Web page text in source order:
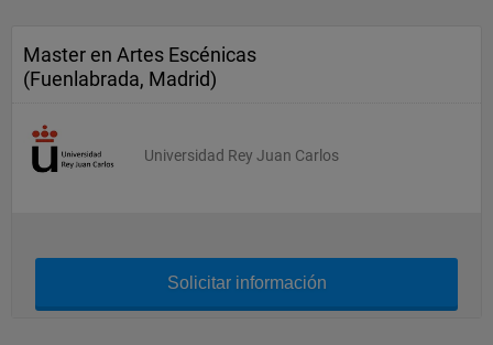
Master en Artes Escénicas
(Fuenlabrada, Madrid)
Universidad Rey Juan Carlos
Solicitar información